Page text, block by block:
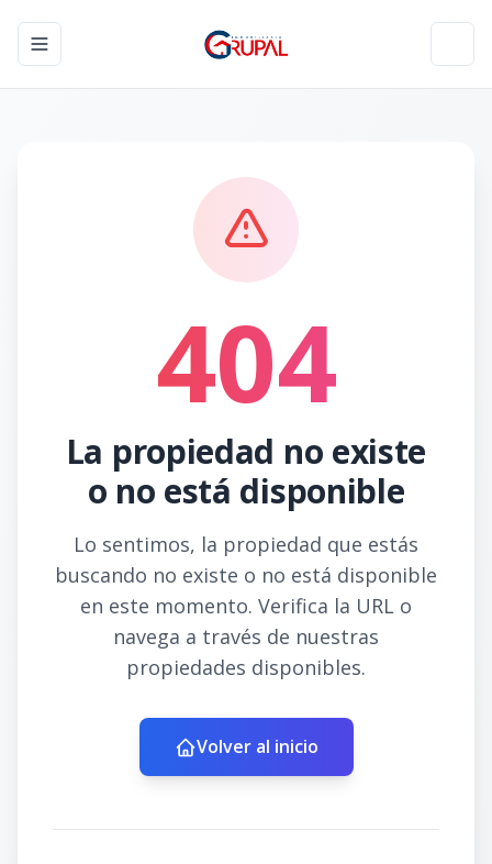
Toggle navigation menu
404
La propiedad no existe
o no está disponible
Lo sentimos, la propiedad que estás
buscando no existe o no está disponible
en este momento. Verifica la URL o
navega a través de nuestras
propiedades disponibles.
Volver al inicio